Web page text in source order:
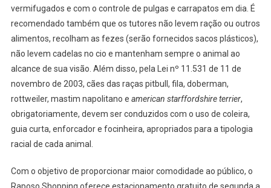
vermifugados e com o controle de pulgas e carrapatos em dia. É
recomendado também que os tutores não levem ração ou outros
alimentos, recolham as fezes (serão fornecidos sacos plásticos),
não levem cadelas no cio e mantenham sempre o animal ao
alcance de sua visão. Além disso, pela Lei nº 11.531 de 11 de
novembro de 2003, cães das raças pitbull, fila, doberman,
rottweiler, mastim napolitano e american starffordshire terrier,
obrigatoriamente, devem ser conduzidos com o uso de coleira,
guia curta, enforcador e focinheira, apropriados para a tipologia
racial de cada animal.
Com o objetivo de proporcionar maior comodidade ao público, o
Raposo Shopping oferece estacionamento gratuito de segunda a